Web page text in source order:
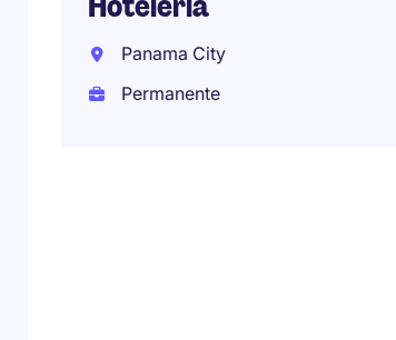
Panama City
Permanente